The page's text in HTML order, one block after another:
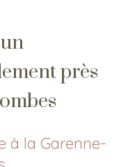
près
à la Garenne-